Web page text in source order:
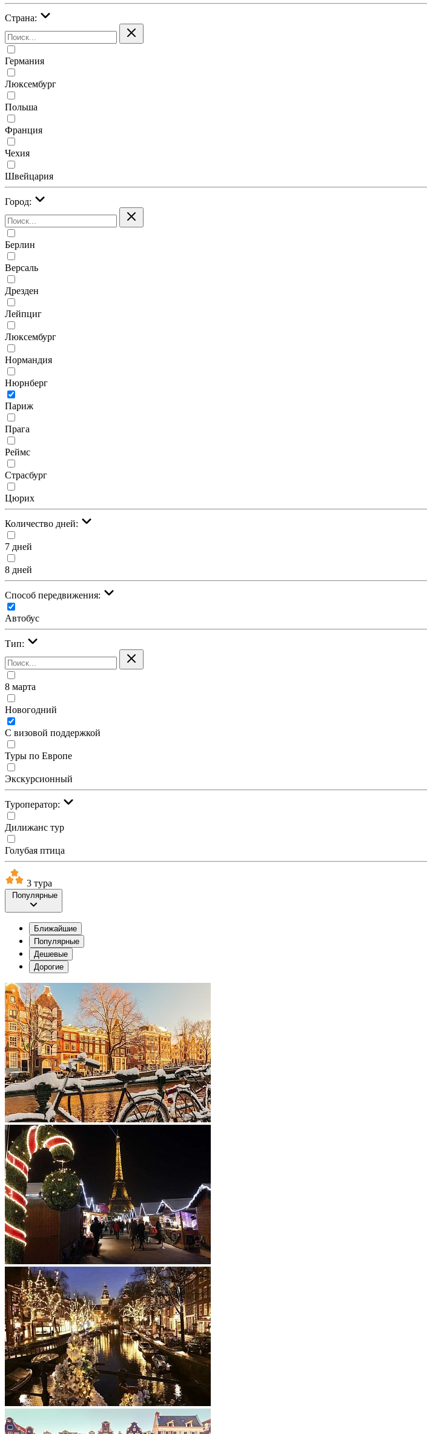
Страна:
Германия
Люксембург
Польша
Франция
Чехия
Швейцария
Город:
Берлин
Версаль
Дрезден
Лейпциг
Люксембург
Нормандия
Нюрнберг
Париж
Прага
Реймс
Страсбург
Цюрих
Количество дней:
7 дней
8 дней
Cпособ передвижения:
Автобус
Тип:
8 марта
Новогодний
С визовой поддержкой
Туры по Европе
Экскурсионный
Туроператор:
Дилижанс тур
Голубая птица
3 тура
Популярные
Ближайшие
Популярные
Дешевые
Дорогие